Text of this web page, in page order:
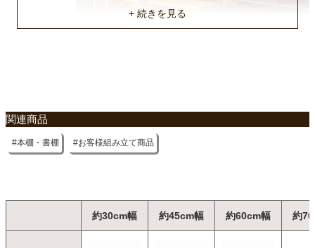
3枚
NC2045/AR2045
梱包サイズ
関連商品
本棚・書棚 お客様組み立て商品
約30cm幅 約45cm幅 約60cm幅 約